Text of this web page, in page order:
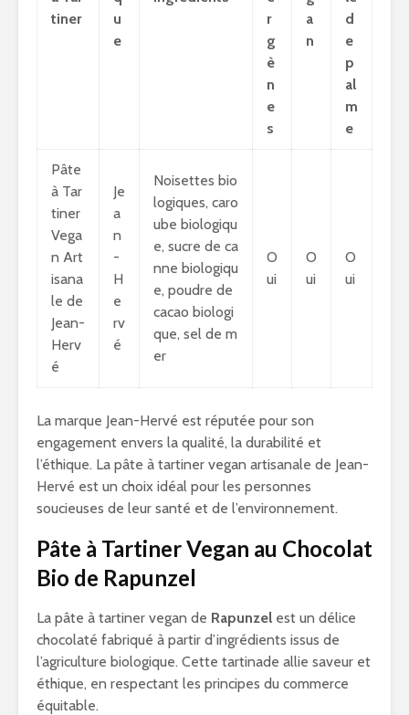
tiner
u
e
r
g
è
n
e
s
a
n
d
e
p
al
m
e
Pâte
à Tar
tiner
Vega
n Art
isana
le de
Jean-
Herv
é
Je
a
n
-
H
e
rv
é
Noisettes bio
logiques, caro
ube biologiqu
e, sucre de ca
nne biologiqu
e, poudre de
cacao biologi
que, sel de m
er
O
ui
O
ui
O
ui
La marque Jean-Hervé est réputée pour son
engagement envers la qualité, la durabilité et
l’éthique. La pâte à tartiner vegan artisanale de Jean-
Hervé est un choix idéal pour les personnes
soucieuses de leur santé et de l’environnement.
Pâte à Tartiner Vegan au Chocolat
Bio de Rapunzel
La pâte à tartiner vegan de Rapunzel est un délice
chocolaté fabriqué à partir d’ingrédients issus de
l’agriculture biologique. Cette tartinade allie saveur et
éthique, en respectant les principes du commerce
équitable.